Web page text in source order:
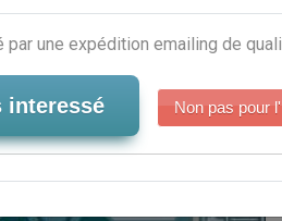
Emailing
une expédition emailing de
interessé Non pas pour